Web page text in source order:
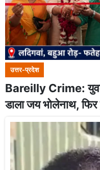
उत्तर-प्रदेश
Bareilly Crime:
डाला जय भोलेनाथ,